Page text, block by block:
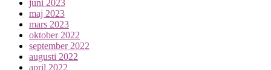
juni 2023
maj 2023
mars 2023
oktober 2022
september 2022
augusti 2022
april 2022